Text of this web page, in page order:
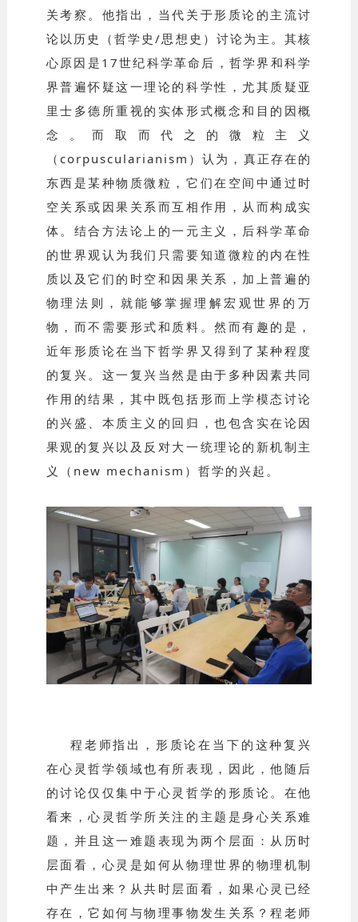
关考察。他指出，当代关于形质论的主流讨
论以历史（哲学史/思想史）讨论为主。其核
心原因是17世纪科学革命后，哲学界和科学
界普遍怀疑这一理论的科学性，尤其质疑亚
里士多德所重视的实体形式概念和目的因概
念。而取而代之的微粒主义
（corpuscularianism）认为，真正存在的
东西是某种物质微粒，它们在空间中通过时
空关系或因果关系而互相作用，从而构成实
体。结合方法论上的一元主义，后科学革命
的世界观认为我们只需要知道微粒的内在性
质以及它们的时空和因果关系，加上普遍的
物理法则，就能够掌握理解宏观世界的万
物，而不需要形式和质料。然而有趣的是，
近年形质论在当下哲学界又得到了某种程度
的复兴。这一复兴当然是由于多种因素共同
作用的结果，其中既包括形而上学模态讨论
的兴盛、本质主义的回归，也包含实在论因
果观的复兴以及反对大一统理论的新机制主
义（new mechanism）哲学的兴起。
程老师指出，形质论在当下的这种复兴
在心灵哲学领域也有所表现，因此，他随后
的讨论仅仅集中于心灵哲学的形质论。在他
看来，心灵哲学所关注的主题是身心关系难
题，并且这一难题表现为两个层面：从历时
层面看，心灵是如何从物理世界的物理机制
中产生出来？从共时层面看，如果心灵已经
存在，它如何与物理事物发生关系？程老师